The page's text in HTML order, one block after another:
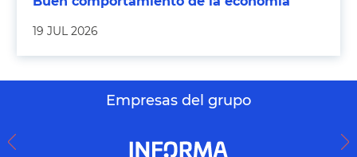
19 JUL 2026
Empresas del grupo